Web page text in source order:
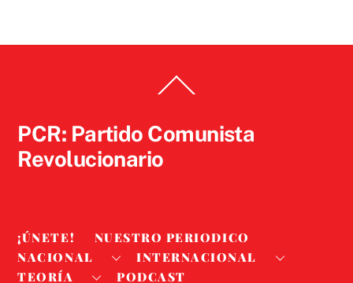
To
PCR: Partido Comunista
Revolucionario
¡ÚNETE!
NUESTRO PERIODICO
NACIONAL
INTERNACIONAL
TEORÍA
PODCAST